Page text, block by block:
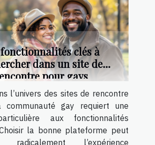
clés à
dans un site de
pour gays
l’univers des sites de rencontre
gay requiert une
aux fonctionnalités
la bonne plateforme peut
radicalement l’expérience